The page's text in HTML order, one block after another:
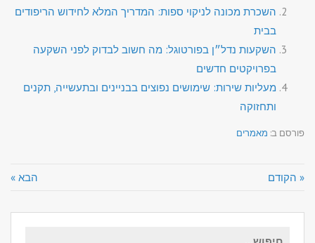
השכרת מכונה לניקוי ספות: המדריך המלא לחידוש הריפודים
בבית
השקעות נדל״ן בפורטוגל: מה חשוב לבדוק לפני השקעה
בפרויקטים חדשים
מעליות שירות: שימושים נפוצים בבניינים ובתעשייה, תקנים
ותחזוקה
פורסם ב: מאמרים
« הקודם הבא »
חיפוש